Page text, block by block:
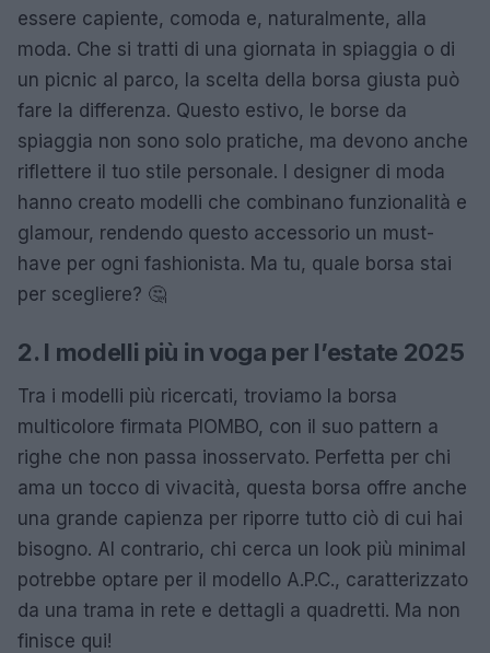
essere capiente, comoda e, naturalmente, alla
moda. Che si tratti di una giornata in spiaggia o di
un picnic al parco, la scelta della borsa giusta può
fare la differenza. Questo estivo, le borse da
spiaggia non sono solo pratiche, ma devono anche
riflettere il tuo stile personale. I designer di moda
hanno creato modelli che combinano funzionalità e
glamour, rendendo questo accessorio un must-
have per ogni fashionista. Ma tu, quale borsa stai
per scegliere? 🤔
2. I modelli più in voga per l’estate 2025
Tra i modelli più ricercati, troviamo la borsa
multicolore firmata PIOMBO, con il suo pattern a
righe che non passa inosservato. Perfetta per chi
ama un tocco di vivacità, questa borsa offre anche
una grande capienza per riporre tutto ciò di cui hai
bisogno. Al contrario, chi cerca un look più minimal
potrebbe optare per il modello A.P.C., caratterizzato
da una trama in rete e dettagli a quadretti. Ma non
finisce qui!